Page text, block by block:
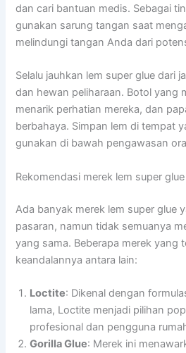
dan cari bantuan medis. Sebagai
gunakan sarung tangan saat
melindungi tangan Anda dari
Selalu jauhkan lem super glue dari
dan hewan peliharaan. Botol yang
menarik perhatian mereka, dan
berbahaya. Simpan lem di tempat
gunakan di bawah pengawasan
Rekomendasi merek lem super
Ada banyak merek lem super glue
pasaran, namun tidak semuanya
yang sama. Beberapa merek yang
keandalannya antara lain:
Loctite: Dikenal dengan
lama, Loctite menjadi pilihan
profesional dan pengguna
Gorilla Glue: Merek ini